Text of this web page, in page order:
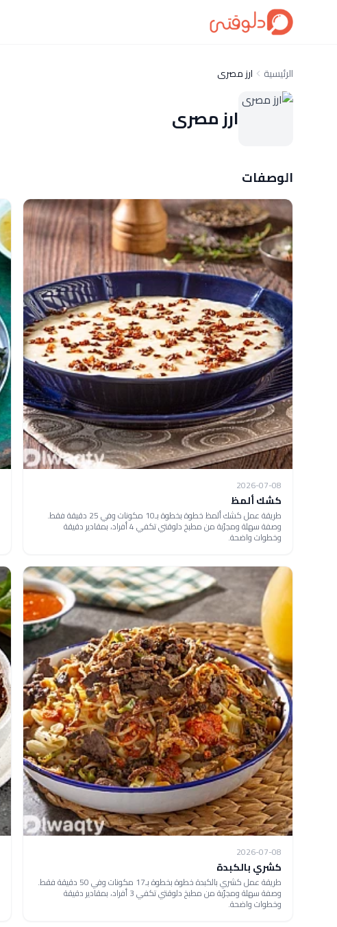
الرئيسية ارز مصرى
ارز مصرى
الوصفات
2026-07-08
كشك ألمظ
طريقة عمل كشك ألمظ خطوة بخطوة بـ10 مكونات وفي 25 دقيقة فقط.
وصفة سهلة ومجرّبة من مطبخ دلوقتي تكفي 4 أفراد، بمقادير دقيقة
وخطوات واضحة.
2026-07-08
كشري بالكبدة
طريقة عمل كشري بالكبدة خطوة بخطوة بـ17 مكونات وفي 50 دقيقة فقط.
وصفة سهلة ومجرّبة من مطبخ دلوقتي تكفي 3 أفراد، بمقادير دقيقة
وخطوات واضحة.